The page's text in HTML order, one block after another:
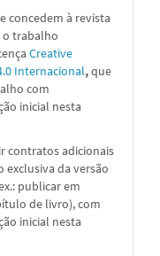
concedem à revista
o trabalho
Creative
Internacional,que
com
inicial nesta
contratos adicionais
da versão
publicar em
de livro), com
inicial nesta